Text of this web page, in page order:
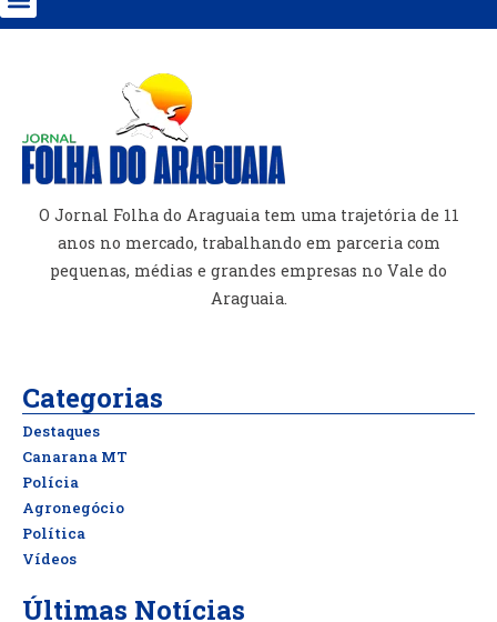
O Jornal Folha do Araguaia tem uma trajetória de 11
anos no mercado, trabalhando em parceria com
pequenas, médias e grandes empresas no Vale do
Araguaia.
Categorias
Destaques
Canarana MT
Polícia
Agronegócio
Política
Vídeos
Últimas Notícias